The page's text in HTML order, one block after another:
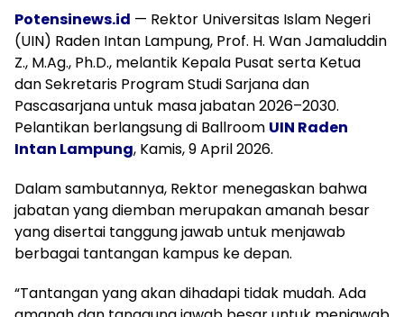
Potensinews.id — Rektor Universitas Islam Negeri
(UIN) Raden Intan Lampung, Prof. H. Wan Jamaluddin
Z., M.Ag., Ph.D., melantik Kepala Pusat serta Ketua
dan Sekretaris Program Studi Sarjana dan
Pascasarjana untuk masa jabatan 2026–2030.
Pelantikan berlangsung di Ballroom UIN Raden
Intan Lampung, Kamis, 9 April 2026.
Dalam sambutannya, Rektor menegaskan bahwa
jabatan yang diemban merupakan amanah besar
yang disertai tanggung jawab untuk menjawab
berbagai tantangan kampus ke depan.
“Tantangan yang akan dihadapi tidak mudah. Ada